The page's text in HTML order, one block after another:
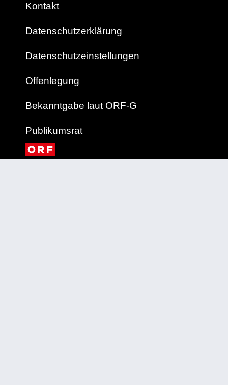
Kontakt
Datenschutzerklärung
Datenschutzeinstellungen
Offenlegung
Bekanntgabe laut ORF-G
Publikumsrat